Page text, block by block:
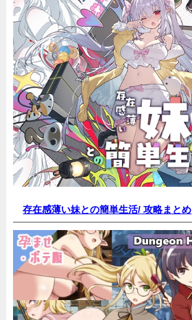
存在感薄い妹との簡単生活/ 攻略まとめ